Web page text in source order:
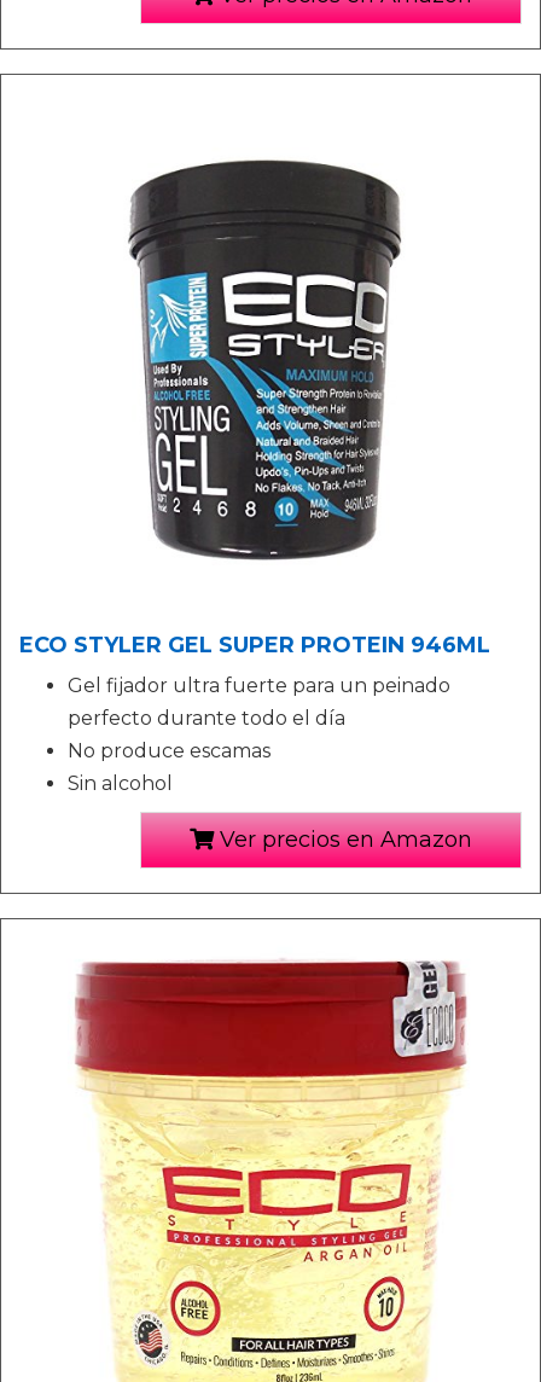
ECO STYLER GEL SUPER PROTEIN 946ML
Gel fijador ultra fuerte para un peinado
perfecto durante todo el día
No produce escamas
Sin alcohol
Ver precios en Amazon